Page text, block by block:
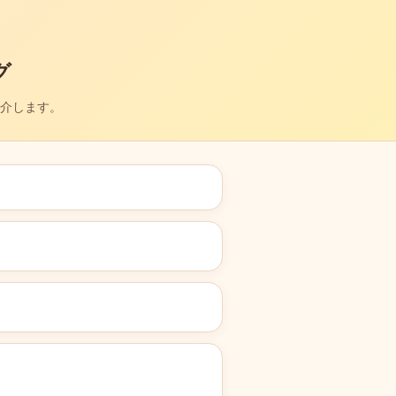
します。